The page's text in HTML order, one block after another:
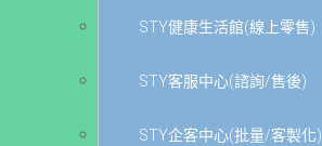
STY健康生活館(線上零售)
STY客服中心(諮詢/售後)
STY企客中心(批量/客製化)